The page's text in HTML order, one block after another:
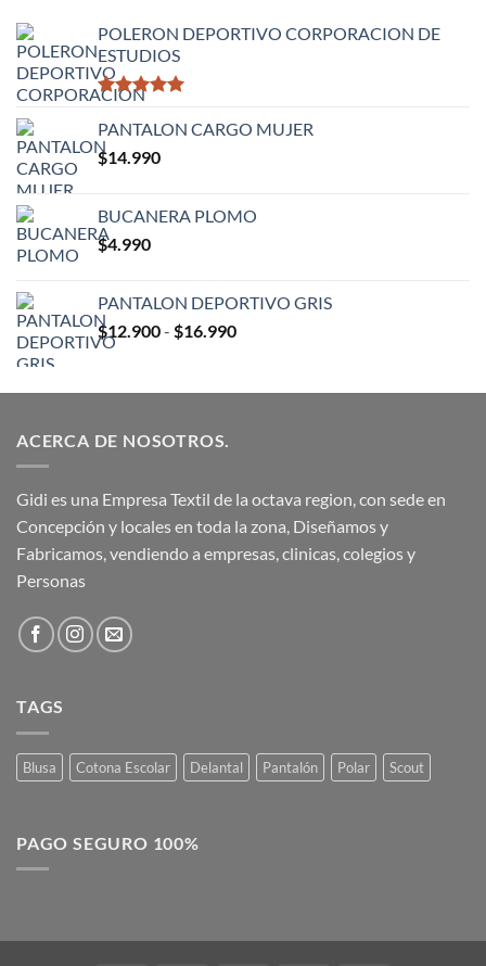
$16.900
POLERON DEPORTIVO CORPORACION DE
ESTUDIOS
con5.00
de 5
PANTALON CARGO MUJER
$14.990
BUCANERA PLOMO
$4.990
PANTALON DEPORTIVO GRIS
$12.900- $16.990Rango
desde
ACERCA DE NOSOTROS.
Gidi es una Empresa Textil de la octava region, con sede en
Concepción y locales en toda la zona, Diseñamos y
Fabricamos, vendiendo a empresas, clinicas, colegios y
Personas
TAGS
Blusa Cotona Escolar Delantal Pantalón Polar Scout
PAGO SEGURO 100%